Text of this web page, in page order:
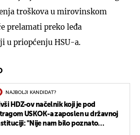
troškova u mirovinskom
prelamati preko leđa
u priopćenju HSU-a.
NAJBOLJI KANDIDAT?
HDZ-ov načelnik koji je pod
USKOK-a zaposlen u državnoj
"Nije nam bilo poznato